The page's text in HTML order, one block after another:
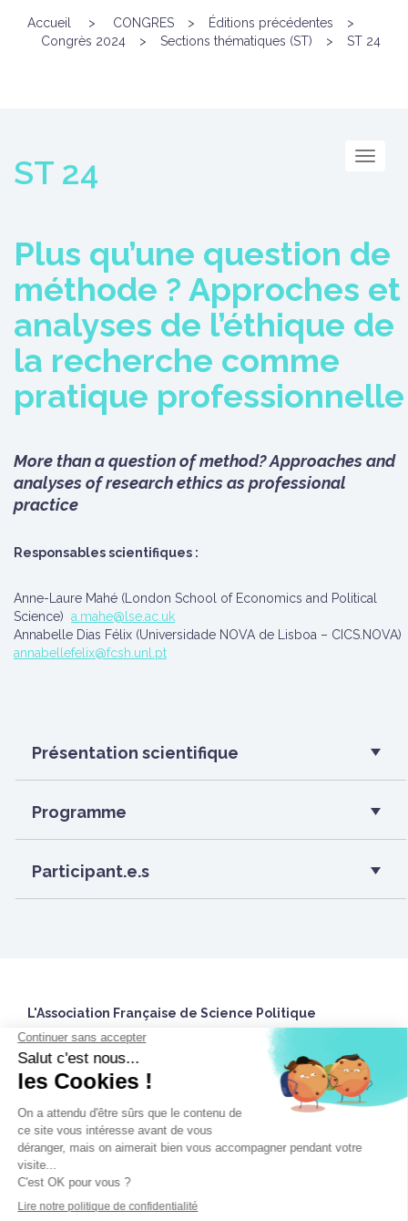
Accueil > CONGRES > Éditions précédentes
>
Congrès 2024
> Sections thématiques (ST) > ST 24
Menu
ST 24
Plus qu’une question de
méthode ? Approches et
analyses de l’éthique de
la recherche comme
pratique professionnelle
More than a question of method? Approaches and
analyses of research ethics as professional
practice
Responsables scientifiques :
Anne-Laure Mahé (London School of Economics and Political
Science) a.mahe@lse.ac.uk
Annabelle Dias Félix (Universidade NOVA de Lisboa – CICS.NOVA)
annabellefelix@fcsh.unl.pt
Présentation scientifique
Programme
Participant.e.s
L'Association Française de Science Politique
27 rue Saint Guillaume
75337 Paris Cedex 07 France
Accueil
Twitter
Nous contacter